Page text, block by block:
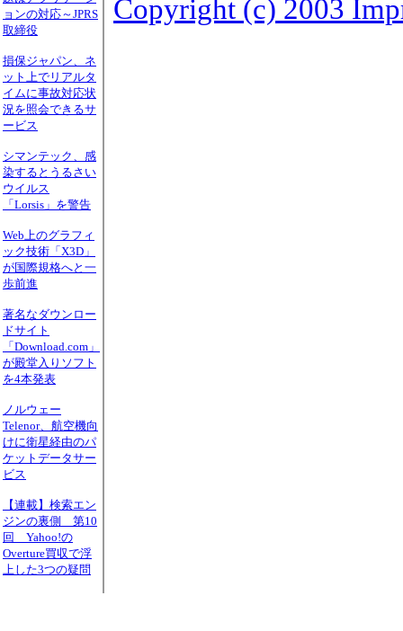
ョンの対応～JPRS
取締役
損保ジャパン、ネ
ット上でリアルタ
イムに事故対応状
況を照会できるサ
ービス
シマンテック、感
染するとうるさい
ウイルス
「Lorsis」を警告
Web上のグラフィ
ック技術「X3D」
が国際規格へと一
歩前進
著名なダウンロー
ドサイト
「Download.com」
が殿堂入りソフト
を4本発表
ノルウェー
Telenor、航空機向
けに衛星経由のパ
ケットデータサー
ビス
【連載】検索エン
ジンの裏側 第10
回 Yahoo!の
Overture買収で浮
上した3つの疑問
Copyright (c) 2003